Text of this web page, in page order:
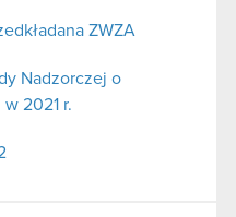
ZWZA
Nadzorczej o
2021 r.